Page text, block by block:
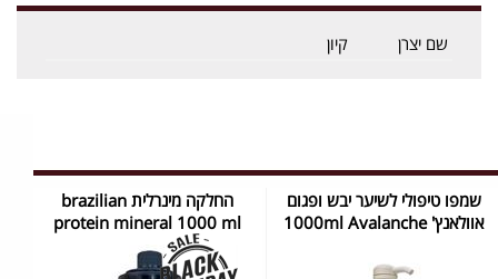
שם יצרן קיון
שמפו טיפולי לשיער יבש ופגום
אוולאנץ' 1000ml Avalanche
החלקה מינרלית brazilian
protein mineral 1000 ml